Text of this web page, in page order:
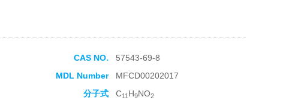
CAS NO.
57543-69-8
MDL Number
MFCD00202017
分子式 C11 H9NO2